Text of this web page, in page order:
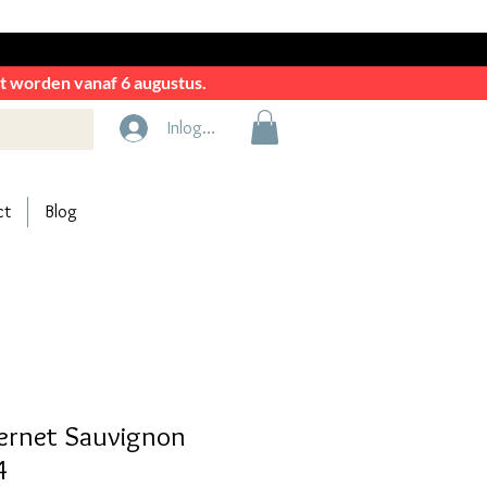
worden vanaf 6 augustus.
Inloggen
Blog
Sauvignon